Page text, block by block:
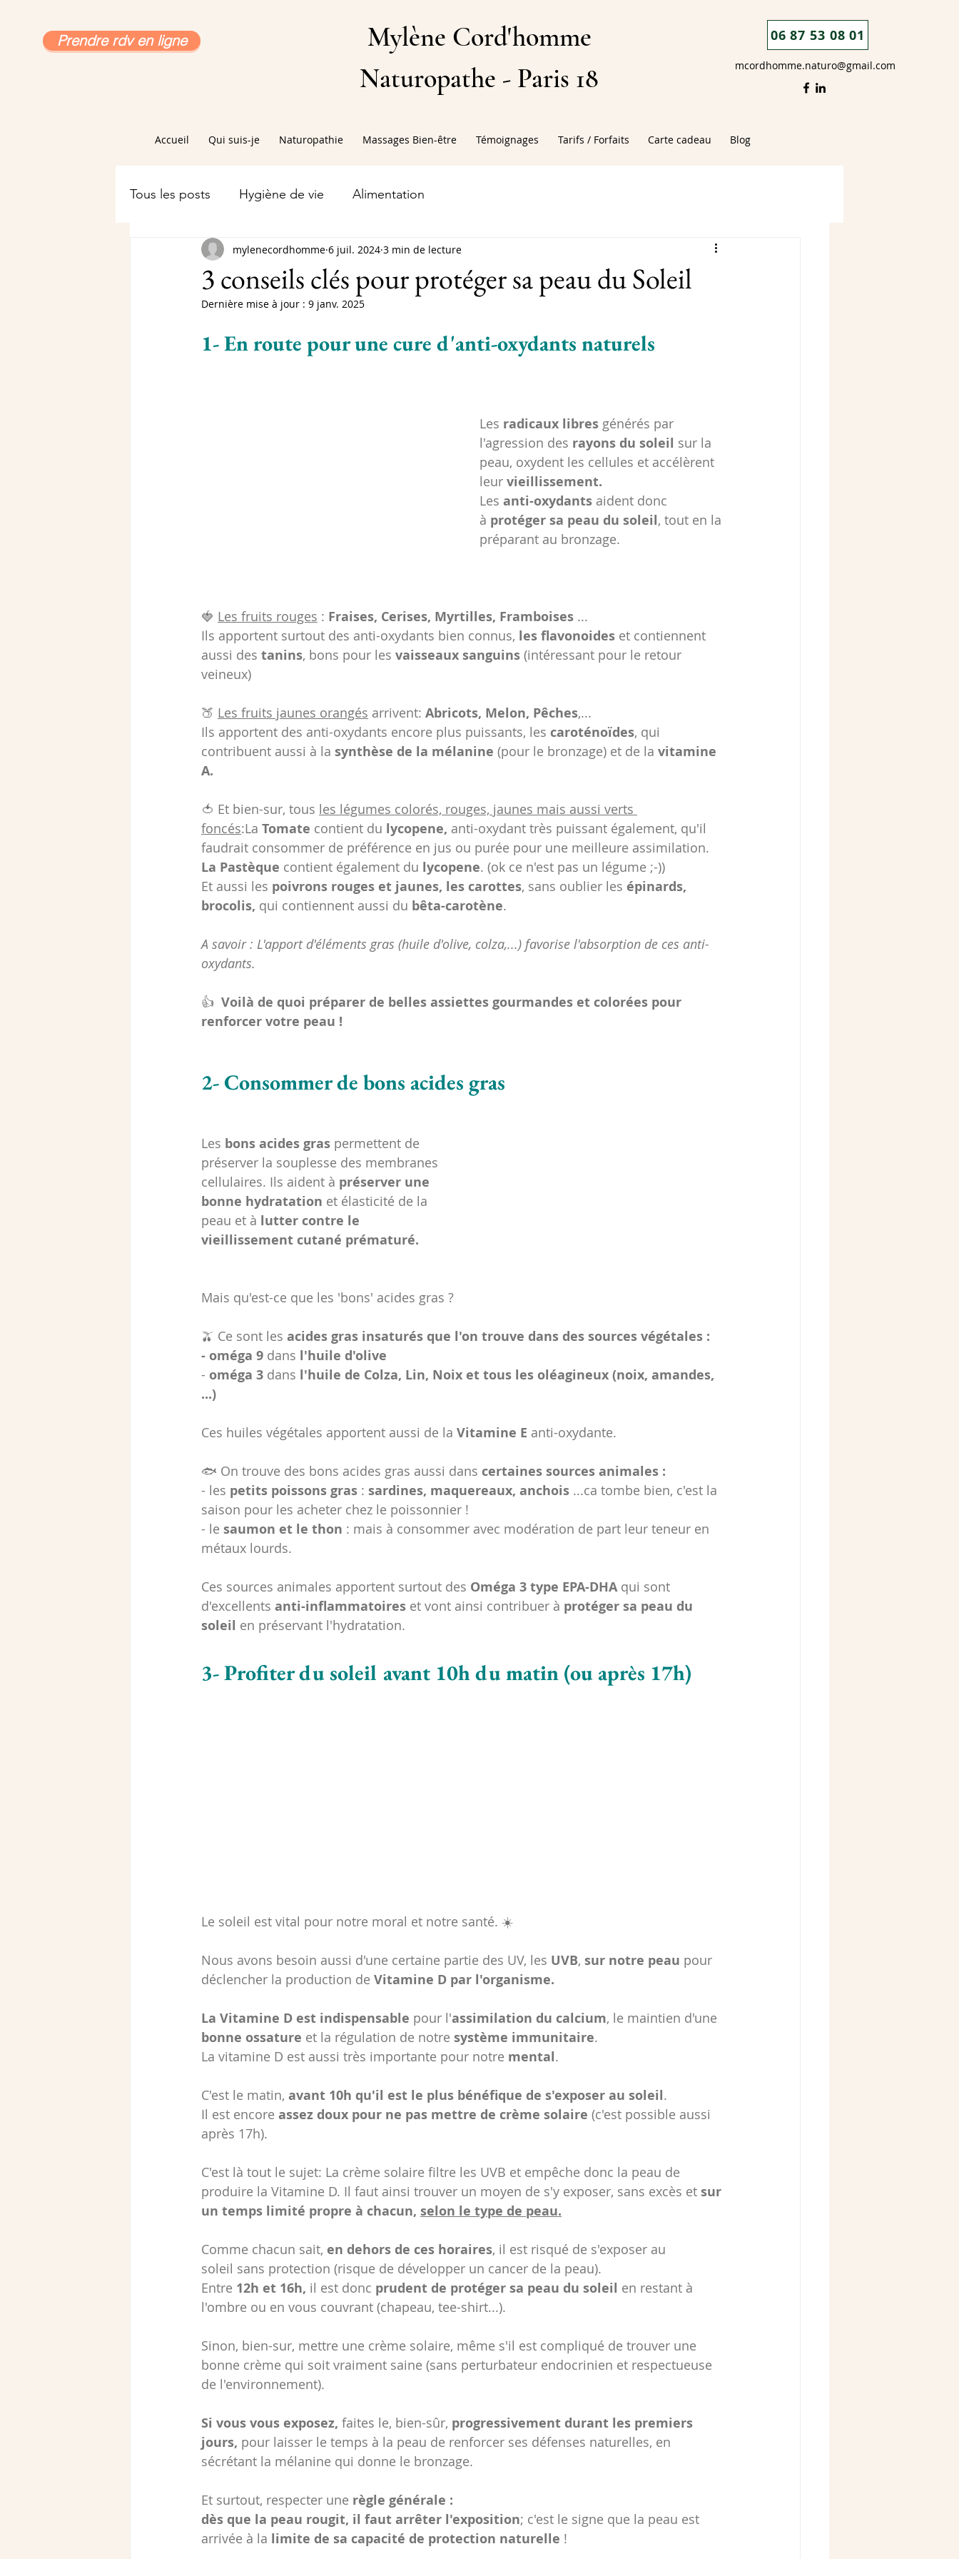
Prendre rdv en ligne 06 87 53 08 01
mcordhomme.naturo@gmail.com
Mylène Cord'homme
Naturopathe - Paris 18
Accueil Qui suis-je Naturopathie Massages Bien-être Témoignages Tarifs / Forfaits Carte cadeau Blog
Tous les posts Hygiène de vie Alimentation
3 conseils clés pour protéger sa peau du Soleil
mylenecordhomme 6 juil. 2024 3 min de lecture
Dernière mise à jour : 9 janv. 2025
1- En route pour une cure d'anti-oxydants naturels
Les radicaux libres générés par
l'agression des rayons du soleil sur la
peau, oxydent les cellules et accélèrent
leur vieillissement.
Les anti-oxydants aident donc
à protéger sa peau du soleil, tout en la
préparant au bronzage.
🍓 Les fruits rouges : Fraises, Cerises, Myrtilles, Framboises ...
Ils apportent surtout des anti-oxydants bien connus, les flavonoides et contiennent
aussi des tanins, bons pour les vaisseaux sanguins (intéressant pour le retour
veineux)
🍑 Les fruits jaunes orangés arrivent: Abricots, Melon, Pêches,...
Ils apportent des anti-oxydants encore plus puissants, les caroténoïdes, qui
contribuent aussi à la synthèse de la mélanine (pour le bronzage) et de la vitamine
A.
🍅 Et bien-sur, tous les légumes colorés, rouges, jaunes mais aussi verts
foncés:La Tomate contient du lycopene, anti-oxydant très puissant également, qu'il
faudrait consommer de préférence en jus ou purée pour une meilleure assimilation.
La Pastèque contient également du lycopene. (ok ce n'est pas un légume ;-))
Et aussi les poivrons rouges et jaunes, les carottes, sans oublier les épinards,
brocolis, qui contiennent aussi du bêta-carotène.
A savoir : L'apport d'éléments gras (huile d'olive, colza,...) favorise l'absorption de ces anti-
oxydants.
👍 Voilà de quoi préparer de belles assiettes gourmandes et colorées pour
renforcer votre peau !
2- Consommer de bons acides gras
Les bons acides gras permettent de
préserver la souplesse des membranes
cellulaires. Ils aident à préserver une
bonne hydratation et élasticité de la
peau et à lutter contre le
vieillissement cutané prématuré.
Mais qu'est-ce que les 'bons' acides gras ?
🫒 Ce sont les acides gras insaturés que l'on trouve dans des sources végétales :
- oméga 9 dans l'huile d'olive
- oméga 3 dans l'huile de Colza, Lin, Noix et tous les oléagineux (noix, amandes,
...)
Ces huiles végétales apportent aussi de la Vitamine E anti-oxydante.
🐟 On trouve des bons acides gras aussi dans certaines sources animales :
- les petits poissons gras : sardines, maquereaux, anchois ...ca tombe bien, c'est la
saison pour les acheter chez le poissonnier !
- le saumon et le thon : mais à consommer avec modération de part leur teneur en
métaux lourds.
Ces sources animales apportent surtout des Oméga 3 type EPA-DHA qui sont
d'excellents anti-inflammatoires et vont ainsi contribuer à protéger sa peau du
soleil en préservant l'hydratation.
3- Profiter du soleil avant 10h du matin (ou après 17h)
Le soleil est vital pour notre moral et notre santé. ☀️
Nous avons besoin aussi d'une certaine partie des UV, les UVB, sur notre peau pour
déclencher la production de Vitamine D par l'organisme.
La Vitamine D est indispensable pour l'assimilation du calcium, le maintien d'une
bonne ossature et la régulation de notre système immunitaire.
La vitamine D est aussi très importante pour notre mental.
C'est le matin, avant 10h qu'il est le plus bénéfique de s'exposer au soleil.
Il est encore assez doux pour ne pas mettre de crème solaire (c'est possible aussi
après 17h).
C'est là tout le sujet: La crème solaire filtre les UVB et empêche donc la peau de
produire la Vitamine D. Il faut ainsi trouver un moyen de s'y exposer, sans excès et sur
un temps limité propre à chacun, selon le type de peau.
Comme chacun sait, en dehors de ces horaires, il est risqué de s'exposer au
soleil sans protection (risque de développer un cancer de la peau).
Entre 12h et 16h, il est donc prudent de protéger sa peau du soleil en restant à
l'ombre ou en vous couvrant (chapeau, tee-shirt...).
Sinon, bien-sur, mettre une crème solaire, même s'il est compliqué de trouver une
bonne crème qui soit vraiment saine (sans perturbateur endocrinien et respectueuse
de l'environnement).
Si vous vous exposez, faites le, bien-sûr, progressivement durant les premiers
jours, pour laisser le temps à la peau de renforcer ses défenses naturelles, en
sécrétant la mélanine qui donne le bronzage.
Et surtout, respecter une règle générale :
dès que la peau rougit, il faut arrêter l'exposition; c'est le signe que la peau est
arrivée à la limite de sa capacité de protection naturelle !